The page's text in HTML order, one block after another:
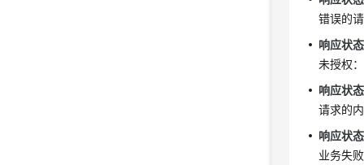
错误的
响应状
未授权
响应状
请求的
响应状
业务失